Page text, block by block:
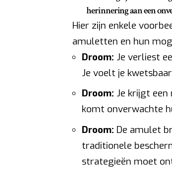
herinnering aan een
Hier zijn enkele
amuletten en hun
Droom: Je verliest
Je voelt je
Droom: Je krijgt een
komt onverwachte
Droom: De amulet
traditionele
strategieën moet